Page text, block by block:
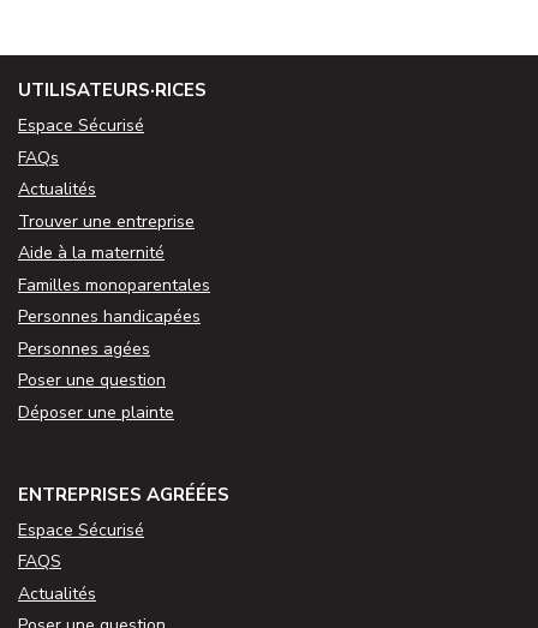
UTILISATEURS·RICES
Espace Sécurisé
FAQs
Actualités
Trouver une entreprise
Aide à la maternité
Familles monoparentales
Personnes handicapées
Personnes agées
Poser une question
Déposer une plainte
ENTREPRISES AGRÉÉES
Espace Sécurisé
FAQS
Actualités